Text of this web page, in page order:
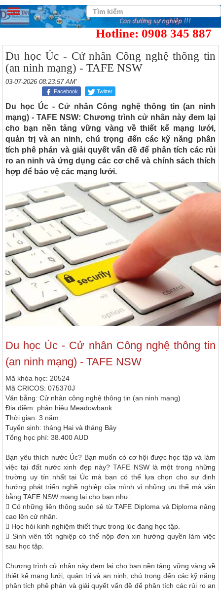
Hotline: 0908 345 887
Du học Úc - Cử nhân Công nghệ thông tin
(an ninh mạng) - TAFE NSW
03-07-2026 08:23:57 AM'
Facebook Twitter
Du học Úc - Cử nhân Công nghệ thông tin (an ninh
mạng) - TAFE NSW: Chương trình cử nhân này đem lại
cho bạn nền tảng vững vàng về thiết kế mạng lưới,
quản trị và an ninh, chú trọng đến các kỹ năng phân
tích phê phán và giải quyết vấn đề để phân tích các rủi
ro an ninh và ứng dụng các cơ chế và chính sách thích
hợp để bảo vệ các mạng lưới.
Du học Úc - Cử nhân Công nghệ thông tin
(an ninh mạng) - TAFE NSW
Mã khóa học: 20524
Mã CRICOS: 075370J
Văn bằng: Cử nhân công nghệ thông tin (an ninh mạng)
Địa điềm: phân hiệu Meadowbank
Thời gian: 3 năm
Tuyển sinh: tháng Hai và tháng Bảy
Tổng học phí: 38.400 AUD
Bạn yêu thích nước Úc? Bạn muốn có cơ hội được học tập và làm
việc tại đất nước xinh đẹp này? TAFE NSW là một trong những
trường uy tín nhất tại Úc mà bạn có thể lựa chọn cho sự định
hướng phát triển nghề nghiệp của mình vì những ưu thế mà văn
bằng TAFE NSW mang lại cho bạn như:
 Có những liên thông suôn sẻ từ TAFE Diploma và Diploma nâng
cao lên cử nhân.
 Học hỏi kinh nghiệm thiết thực trong lúc đang học tập.
 Sinh viên tốt nghiệp có thể nộp đơn xin hưởng quyền làm việc
sau học tập.
Chương trình cử nhân này đem lại cho bạn nền tảng vững vàng về
thiết kế mạng lưới, quản trị và an ninh, chú trọng đến các kỹ năng
phân tích phê phán và giải quyết vấn đề để phân tích các rủi ro an